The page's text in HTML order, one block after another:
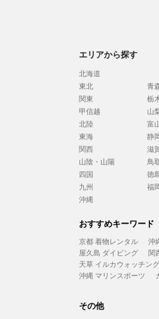
エリアから探す
北海道
東北
青
関東
栃
甲信越
山
北陸
富
東海
静
関西
滋
山陰・山陽
鳥
四国
徳
九州
福
沖縄
おすすめキーワード
京都 着物レンタル 沖
屋久島 ダイビング
関
天草 イルカウォッチング
沖縄 マリンスポーツ
その他